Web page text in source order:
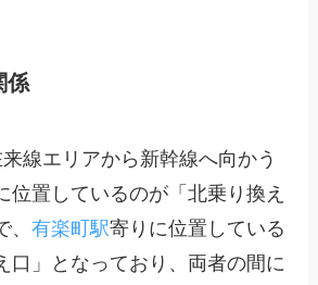
係
線エリアから新幹線へ向かう
位置しているのが「北乗り換え
、有楽町駅寄りに位置している
口」となっており、両者の間に